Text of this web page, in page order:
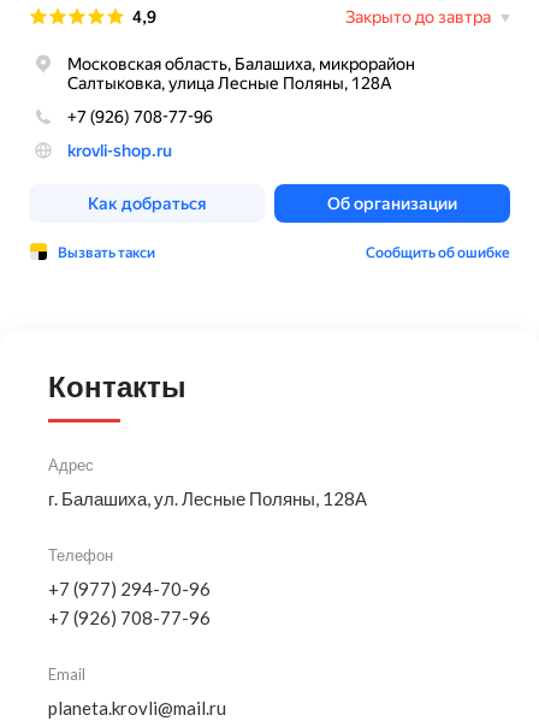
Контакты
Адрес
г. Балашиха, ул. Лесные Поляны, 128А
Телефон
+7 (977) 294-70-96
+7 (926) 708-77-96
Email
planeta.krovli@mail.ru